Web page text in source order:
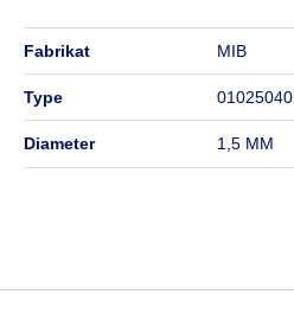
fabrikat MIB
type 01025040
diameter 1,5 MM